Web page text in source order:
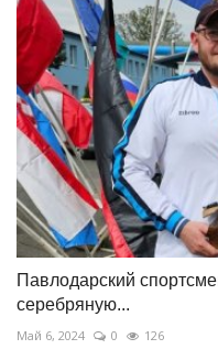
Павлодарский
серебряную...
Май 6, 2024 0 126